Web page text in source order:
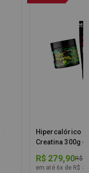
Hipercalórico
Creatina 300g
Training - KIT
R$ 279,90R$
em até 6x de R$